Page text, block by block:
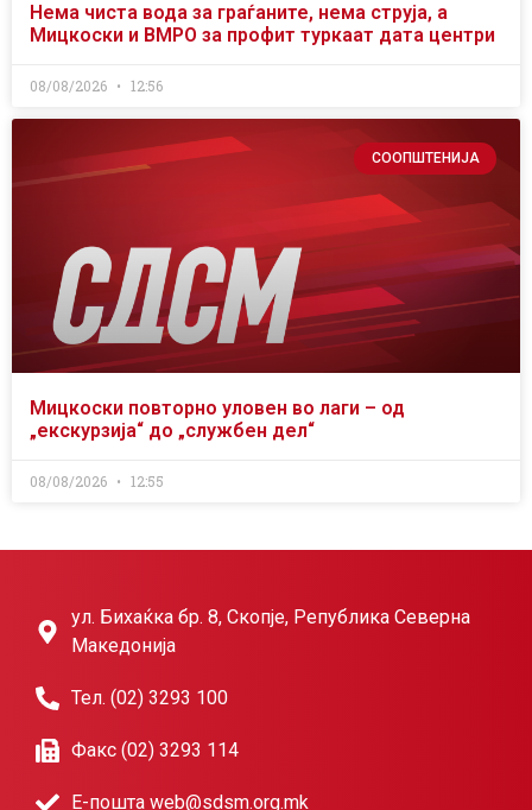
Нема чиста вода за граѓаните, нема струја, а
Мицкоски и ВМРО за профит туркаат дата центри
08/08/2026 12:56
СООПШТЕНИЈА
Мицкоски повторно уловен во лаги – од
„екскурзија“ до „службен дел“
08/08/2026 12:55
ул. Бихаќка бр. 8, Скопје, Република Северна
Македонија
Тел. (02) 3293 100
Факс (02) 3293 114
Е-пошта web@sdsm.org.mk